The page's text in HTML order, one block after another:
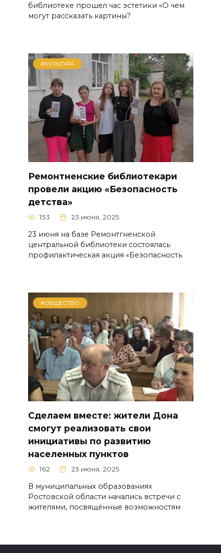
библиотеке прошел час эстетики «О чем
могут рассказать картины?
#КУЛЬТУРА
Ремонтненские библиотекари
провели акцию «Безопасность
детства»
153 23 июня, 2025
23 июня на базе Ремонтгненской
центральной библиотеки состоялась
профилактическая акция «Безопасность
#ОБЩЕСТВО
Сделаем вместе: жители Дона
смогут реализовать свои
инициативы по развитию
населенных пунктов
162 23 июня, 2025
В муниципальных образованиях
Ростовской области начались встречи с
жителями, посвящённые возможностям